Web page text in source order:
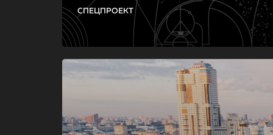
СПЕЦПРОЕКТ